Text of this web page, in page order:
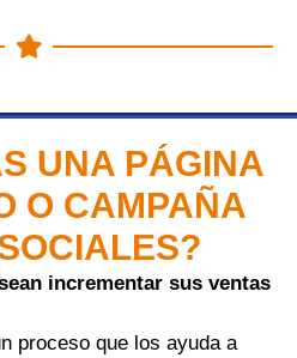
UNA PÁGINA
O CAMPAÑA
incrementar sus ventas
proceso que los ayuda a